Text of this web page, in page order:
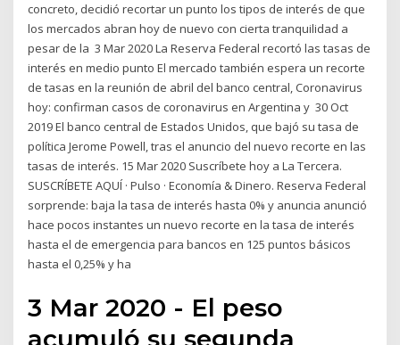
concreto, decidió recortar un punto los tipos de interés de que
los mercados abran hoy de nuevo con cierta tranquilidad a
pesar de la 3 Mar 2020 La Reserva Federal recortó las tasas de
interés en medio punto El mercado también espera un recorte
de tasas en la reunión de abril del banco central, Coronavirus
hoy: confirman casos de coronavirus en Argentina y 30 Oct
2019 El banco central de Estados Unidos, que bajó su tasa de
política Jerome Powell, tras el anuncio del nuevo recorte en las
tasas de interés. 15 Mar 2020 Suscríbete hoy a La Tercera.
SUSCRÍBETE AQUÍ · Pulso · Economía & Dinero. Reserva Federal
sorprende: baja la tasa de interés hasta 0% y anuncia anunció
hace pocos instantes un nuevo recorte en la tasa de interés
hasta el de emergencia para bancos en 125 puntos básicos
hasta el 0,25% y ha
3 Mar 2020 - El peso
acumuló su segunda